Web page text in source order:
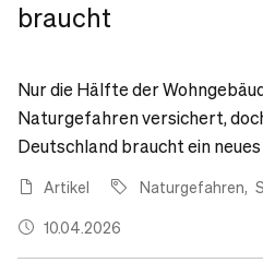
braucht
Nur die Hälfte der
Naturgefahren versichert,
Deutschland braucht ein
Artikel Naturgefahren
10.04.2026